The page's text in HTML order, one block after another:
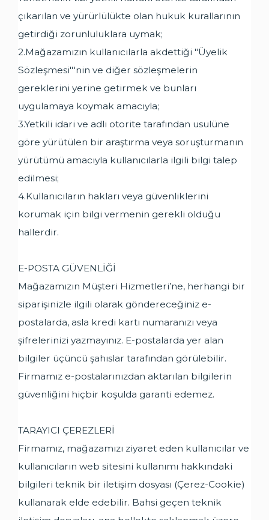
çıkarılan ve yürürlülükte olan hukuk kurallarının
getirdiği zorunluluklara uymak;
2.Mağazamızın kullanıcılarla akdettiği "Üyelik
Sözleşmesi"'nin ve diğer sözleşmelerin
gereklerini yerine getirmek ve bunları
uygulamaya koymak amacıyla;
3.Yetkili idari ve adli otorite tarafından usulüne
göre yürütülen bir araştırma veya soruşturmanın
yürütümü amacıyla kullanıcılarla ilgili bilgi talep
edilmesi;
4.Kullanıcıların hakları veya güvenliklerini
korumak için bilgi vermenin gerekli olduğu
hallerdir.
E-POSTA GÜVENLİĞİ
Mağazamızın Müşteri Hizmetleri’ne, herhangi bir
siparişinizle ilgili olarak göndereceğiniz e-
postalarda, asla kredi kartı numaranızı veya
şifrelerinizi yazmayınız. E-postalarda yer alan
bilgiler üçüncü şahıslar tarafından görülebilir.
Firmamız e-postalarınızdan aktarılan bilgilerin
güvenliğini hiçbir koşulda garanti edemez.
TARAYICI ÇEREZLERİ
Firmamız, mağazamızı ziyaret eden kullanıcılar ve
kullanıcıların web sitesini kullanımı hakkındaki
bilgileri teknik bir iletişim dosyası (Çerez-Cookie)
kullanarak elde edebilir. Bahsi geçen teknik